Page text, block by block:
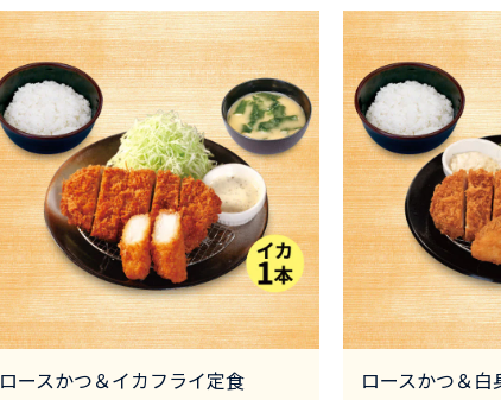
ロースかつ＆イカフライ定食 ロースかつ＆